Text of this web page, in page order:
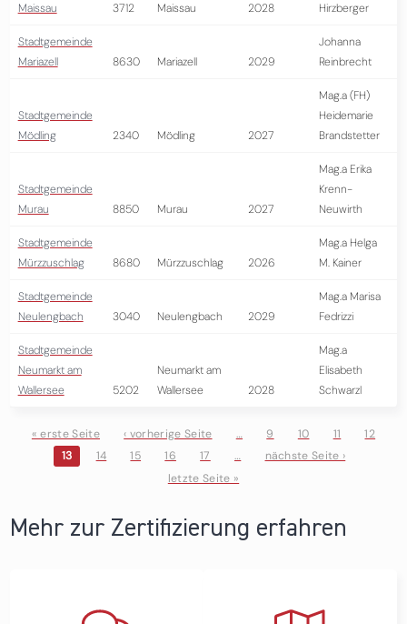
Maissau
3712 Maissau 2028
Hirzberger
Stadtgemeinde
Mariazell
8630 Mariazell 2029
Johanna
Reinbrecht
Stadtgemeinde
Mödling
2340 Mödling 2027
Mag.a (FH)
Heidemarie
Brandstetter
Stadtgemeinde
Murau
8850 Murau 2027
Mag.a Erika
Krenn-
Neuwirth
Stadtgemeinde
Mürzzuschlag
8680 Mürzzuschlag 2026
Mag.a Helga
M. Kainer
Stadtgemeinde
Neulengbach
3040 Neulengbach 2029
Mag.a Marisa
Fedrizzi
Stadtgemeinde
Neumarkt am
Wallersee
5202
Neumarkt am
Wallersee
2028
Mag.a
Elisabeth
Schwarzl
Seiten
« erste Seite ‹ vorherige Seite … 9 10 11
12
13
14 15 16 17 …
nächste Seite ›
letzte Seite »
Mehr zur Zertifizierung erfahren